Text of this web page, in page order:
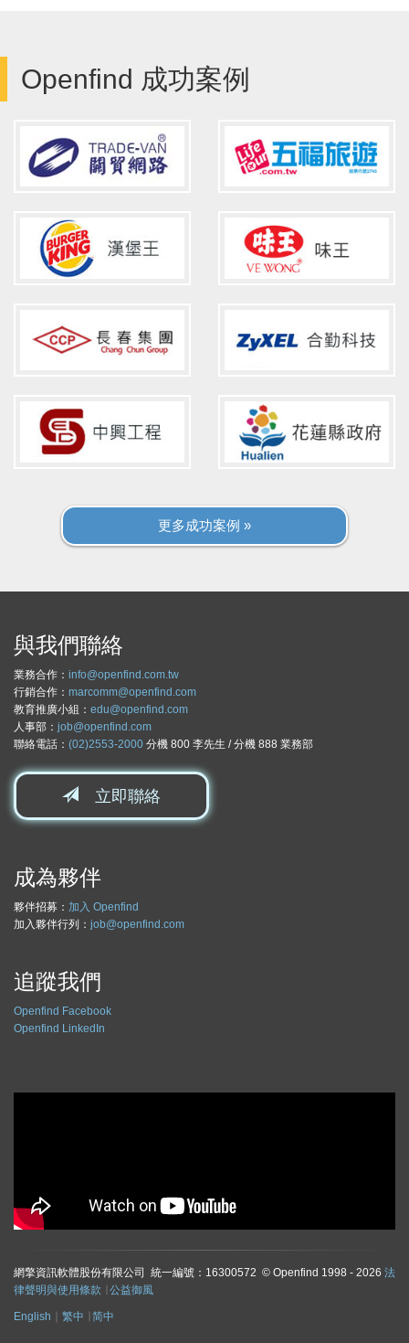
Openfind 成功案例
更多成功案例 »
與我們聯絡
業務合作： info@openfind.com.tw
行銷合作： marcomm@openfind.com
教育推廣小組： edu@openfind.com
人事部： job@openfind.com
聯絡電話： (02)2553-2000 分機 800 李先生 / 分機 888 業務部
立即聯絡
成為夥伴
夥伴招募： 加入 Openfind
加入夥伴行列： job@openfind.com
追蹤我們
Openfind Facebook
Openfind LinkedIn
網擎資訊軟體股份有限公司 統一編號：16300572 © Openfind 1998 - 2026 法
律聲明與使用條款
公益御風
English 繁中 简中